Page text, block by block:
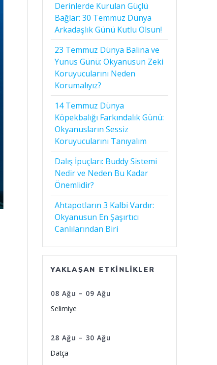
Derinlerde Kurulan Güçlü
Bağlar: 30 Temmuz Dünya
Arkadaşlık Günü Kutlu Olsun!
23 Temmuz Dünya Balina ve
Yunus Günü: Okyanusun Zeki
Koruyucularını Neden
Korumalıyız?
14 Temmuz Dünya
Köpekbalığı Farkındalık Günü:
Okyanusların Sessiz
Koruyucularını Tanıyalım
Dalış İpuçları: Buddy Sistemi
Nedir ve Neden Bu Kadar
Önemlidir?
Ahtapotların 3 Kalbi Vardır:
Okyanusun En Şaşırtıcı
Canlılarından Biri
YAKLAŞAN ETKINLIKLER
08 Ağu – 09 Ağu
Selimiye
28 Ağu – 30 Ağu
Datça